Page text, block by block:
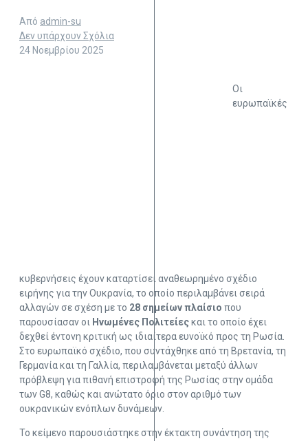
Από admin-su
Δεν υπάρχουν Σχόλια
24 Νοεμβρίου 2025
Οι
ευρωπαϊκές
κυβερνήσεις έχουν καταρτίσει αναθεωρημένο σχέδιο
ειρήνης για την Ουκρανία, το οποίο περιλαμβάνει σειρά
αλλαγών σε σχέση με το 28 σημείων πλαίσιο που
παρουσίασαν οι Ηνωμένες Πολιτείεςκαι το οποίο έχει
δεχθεί έντονη κριτική ως ιδιαίτερα ευνοϊκό προς τη Ρωσία.
Στο ευρωπαϊκό σχέδιο, που συντάχθηκε από τη Βρετανία, τη
Γερμανία και τη Γαλλία, περιλαμβάνεται μεταξύ άλλων
πρόβλεψη για πιθανή επιστροφή της Ρωσίας στην ομάδα
των G8, καθώς και ανώτατο όριο στον αριθμό των
ουκρανικών ενόπλων δυνάμεων.
Το κείμενο παρουσιάστηκε στην έκτακτη συνάντηση της